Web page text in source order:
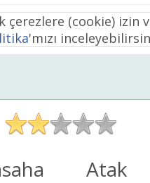
çerezlere (cookie) izin
'mızı
Atak